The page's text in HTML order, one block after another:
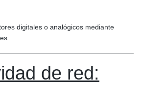
digitales o analógicos mediante
de red: